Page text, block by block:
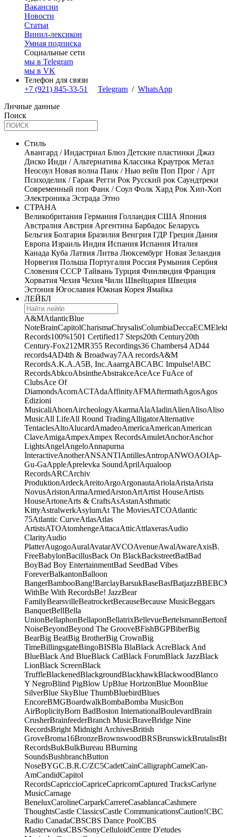
Вакансии
Новости
Статьи
Винил-лексикон
Умная подписка
Социальные сети
мы в Telegram
мы в VK
Телефон для связи
+7 (921) 845-33-51
Telegram / WhatsApp
Личные данные
Поиск
Стиль
Авангард / Индастриал Блюз Детские пластинки Джаз
Диско Инди / Альтернатива Классика Краутрок Метал
Неосоул Новая волна Панк / Нью вейв Поп Прог / Арт
Психоделик / Гараж Регги Рок Русский рок Саундтреки
Современный поп Фанк / Соул Фолк Хард Рок Хип-Хоп
Электроника Эстрада Этно
СТРАНА
Великобритания Германия Голландия США Япония
Австралия Австрия Аргентина Барбадос Беларусь
Бельгия Болгария Бразилия Венгрия ГДР Греция Дания
Европа Израиль Индия Испания Испания Италия
Канада Куба Латвия Литва Люксембург Новая Зеландия
Норвегия Польша Португалия Россия Румыния Сербия
Словения СССР Тайвань Турция Финляндия Франция
Хорватия Чехия Чехия Чили Швейцария Швеция
Эстония Югославия Южная Корея Ямайка
ЛЕЙБЛ
A&MAtlanticBlue
NoteBrainCapitolCharismaChrysalisColumbiaDeccaECM
Records100%1501 Certified17 Steps20th Century20th
Century-Fox21 2MR355 Recordings36 Chambers4 AD44
records4AD4th & Broadway7AA recordsA&M
RecordsA.K.A.A5B, Inc.AaarrgABCABC Impulse!ABC
RecordsAbkcoAbsintheAbstrakceAceAce FuAce of
ClubsAce Of
DiamondsAcornACTAdaAffinityAFMAftermathAgosAgos
Edizioni
MusicaliAhornAircheologyAkarmaAlaAladinAlienAlisoAliso
MusicAll LifeAll Round TradingAlligatorAlternative
TentaclesAltoAlucardAmadeoAmericaAmericanAmerican
ClaveAmigaAmpexAmpex RecordsAmuletAnchorAnchor
LightsAngelAngeloAnnapurna
InteractiveAnotherANSANTIAntillesAntropANWOAOIAp-
Gu-GaAppleAprelevka SoundAprilAqualoop
RecordsARCArchiv
ProduktionArdeckAreitoArgoArgonautaAriolaAristaArista
NovusAristonArmaArmedArstonArtArtist HouseArtists
HouseArtoneArts & CraftsAsAstanAsthmatic
KittyAstralwerkAsylumAt The MoviesATCOAtlantic
75Atlantic CurveAtlasAtlas
ArtistsATOAtomhengeAttacaAtticAttlaxerasAudio
ClarityAudio
PlatterAugogoAuralAvatarAVCOAvenueAwalAwareAxisB.
FreeBabylonBacillusBack On BlackBackstreetBadBad
BoyBad Boy EntertainmentBad SeedBad Vibes
ForeverBalkantonBalloon
BangerBambooBang!BarclayBarsukBaseBasfBatjazzBBE
WithBe With RecordsBe! JazzBear
FamilyBearsvilleBeatrocketBecauseBecause MusicBeggars
BanquetBellBella
UnionBellaphonBellaponBellatrixBellevueBertelsmannBerton
NoiseBeyondBeyond The GrooveBFishBGPBiberBig
BearBig BeatBig BrotherBig CrownBig
TimeBillingsgateBingoBISBla BlaBlack AcreBlack And
BlueBlack And BlueBlack CatBlack ForumBlack JazzBlack
LionBlack ScreenBlack
TruffleBlackenedBlackgroundBlackhawkBlackwoodBlanco
Y NegroBlind PigBlow UpBlue HorizonBlue MoonBlue
SilverBlue SkyBlue ThumbBluebirdBlues
EncoreBMGBoardwalkBombaBomba MusicBon
AirBoplicityBorn BadBoston InternationalBoulevardBrain
CrusherBrainfeederBranch MusicBraveBridge Nine
RecordsBright Midnight ArchivesBritish
GroveBroma16BronzeBrownswoodBRSBrunswickBrutalist
RecordsBukBulkBureau BBurning
SoundsBushbranchButton
NoseBYGC.B.R.C/ZC5CadetCainCalligraphCamelCan-
AmCandidCapitol
RecordsCapriccioCapriceCapricornCaptured TracksCarlyne
MusicCarnage
BeneluxCarolineCarparkCarrereCasablancaCashmere
ThoughtsCastle ClassicsCastle CommunicationsCaution!CBC
Radio CanadaCBSCBS Dance PoolCBS
MasterworksCBS/SonyCelluloidCentre D'etudes